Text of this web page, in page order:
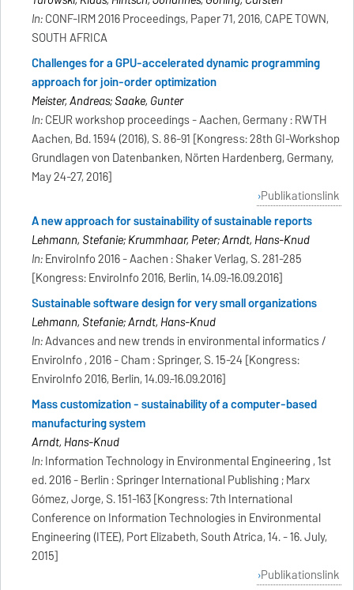
In:CONF-IRM 2016 Proceedings, Paper 71, 2016, CAPE TOWN,
SOUTH AFRICA
Challenges for a GPU-accelerated dynamic programming
approach for join-order optimization
Meister, Andreas; Saake, Gunter
In:CEUR workshop proceedings - Aachen, Germany : RWTH
Aachen, Bd. 1594 (2016), S. 86-91 [Kongress: 28th GI-Workshop
Grundlagen von Datenbanken, Nörten Hardenberg, Germany,
May 24-27, 2016]
Publikationslink
A new approach for sustainability of sustainable reports
Lehmann, Stefanie; Krummhaar, Peter; Arndt, Hans-Knud
In:EnviroInfo 2016 - Aachen : Shaker Verlag, S. 281-285
[Kongress: EnviroInfo 2016, Berlin, 14.09.-16.09.2016]
Sustainable software design for very small organizations
Lehmann, Stefanie; Arndt, Hans-Knud
In:Advances and new trends in environmental informatics /
EnviroInfo , 2016 - Cham : Springer, S. 15-24 [Kongress:
EnviroInfo 2016, Berlin, 14.09.-16.09.2016]
Mass customization - sustainability of a computer-based
manufacturing system
Arndt, Hans-Knud
In:Information Technology in Environmental Engineering , 1st
ed. 2016 - Berlin : Springer International Publishing ; Marx
Gómez, Jorge, S. 151-163 [Kongress: 7th International
Conference on Information Technologies in Environmental
Engineering (ITEE), Port Elizabeth, South Atrica, 14. - 16. July,
2015]
Publikationslink